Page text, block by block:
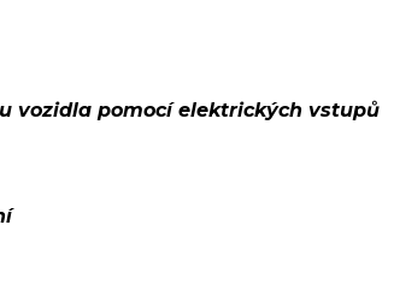
vozidla pomocí elektrických vstupů